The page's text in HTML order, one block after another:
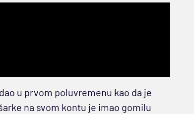
u prvom poluvremenu kao da je
na svom kontu je imao gomilu